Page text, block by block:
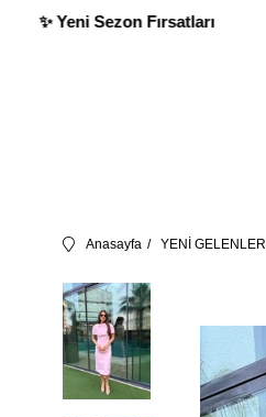
Ödeme İmkanı
Anasayfa YENİ GELENLER